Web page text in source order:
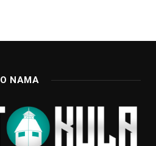
O NAMA